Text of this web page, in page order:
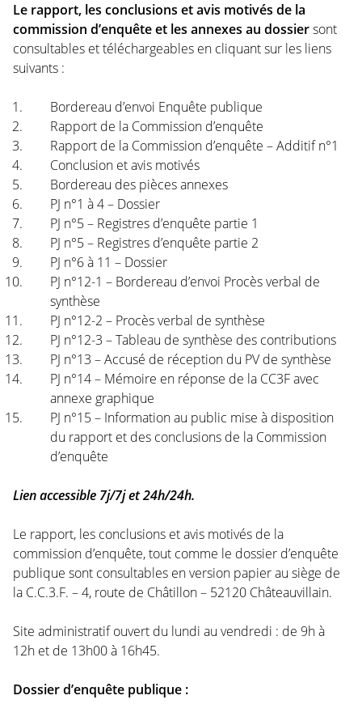
Le rapport, les conclusions et avis motivés de la
commission d’enquête et les annexes au dossiersont
consultables et téléchargeables en cliquant sur les liens
suivants :
Bordereau d’envoi Enquête publique
Rapport de la Commission d’enquête
Rapport de la Commission d’enquête – Additif n°1
Conclusion et avis motivés
Bordereau des pièces annexes
PJ n°1 à 4 – Dossier
PJ n°5 – Registres d’enquête partie 1
PJ n°5 – Registres d’enquête partie 2
PJ n°6 à 11 – Dossier
PJ n°12-1 – Bordereau d’envoi Procès verbal de
synthèse
PJ n°12-2 – Procès verbal de synthèse
PJ n°12-3 – Tableau de synthèse des contributions
PJ n°13 – Accusé de réception du PV de synthèse
PJ n°14 – Mémoire en réponse de la CC3F avec
annexe graphique
PJ n°15 – Information au public mise à disposition
du rapport et des conclusions de la Commission
d’enquête
Lien accessible 7j/7j et 24h/24h.
Le rapport, les conclusions et avis motivés de la
commission d’enquête, tout comme le dossier d’enquête
publique sont consultables en version papier au siège de
la C.C.3.F. – 4, route de Châtillon – 52120 Châteauvillain.
Site administratif ouvert du lundi au vendredi : de 9h à
12h et de 13h00 à 16h45.
Dossier d’enquête publique :